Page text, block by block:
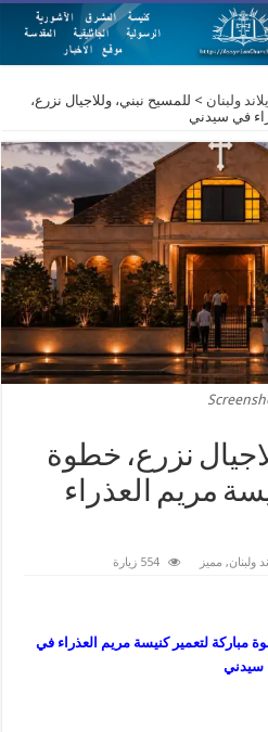
ولبنان > للمسيح نبني، وللاجيال نزرع،
في سيدني
نزرع، خطوة
مريم العذراء
ولبنان, مميز 554 زيارة
مباركة لتعمير كنيسة مريم العذراء في
سيدني